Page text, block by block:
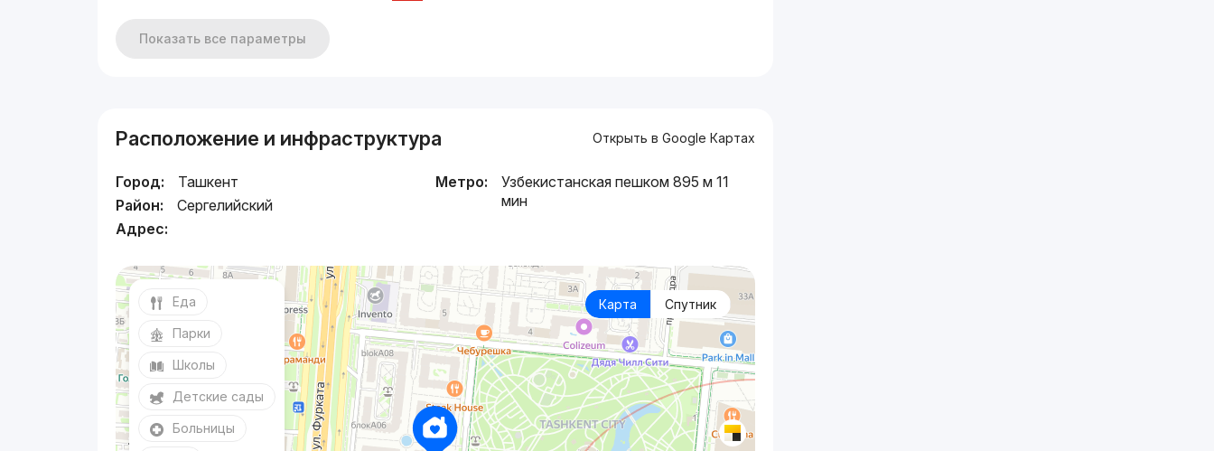
Показать все параметры
Расположение и инфраструктура Открыть в Google Картах
Город:
Ташкент
Район:
Сергелийский
Адрес:
Метро:
Узбекистанская пешком 895 м 11
мин
Карта Спутник
Еда
Парки
Школы
Детские сады
Больницы